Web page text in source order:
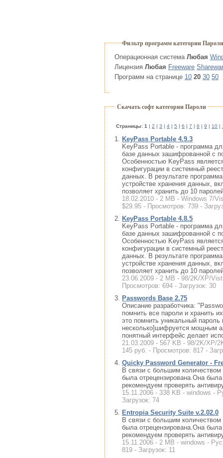
Фильтр программ категории Пароли
Операционная система Любая
Лицензия Любая Freeware
Программ на странице 10 20 30 50
Скачать софт категории Пароли
Cтраницы: 1 2 3 4 5 6 7 8 9 10
KeyPass Portable 4.9.3
KeyPass Portable - программа
базе данных зашифрованной с
Особенностью KeyPass
конфигурации в системный
данных. В результате
устройстве хранения данных,
позволяет хранить до 10
18.02.2010 - 2 MB - Windows 7/
$29.95 - Просмотров: 739 -
KeyPass Portable 4.8.5
KeyPass Portable - программа
базе данных зашифрованной с
Особенностью KeyPass
конфигурации в системный
данных. В результате
устройстве хранения данных,
позволяет хранить до 10
23.06.2009 - 2 MB - 98/2K/XP/
Просмотров: 694 - Загрузок: 30
Passwords Base 2.75
Описание разработчика:
помнить все пароли и хранить
это помнить уникальный
несколько]шифруется мощным
понятный интерфейс делает
21.03.2009 - 567 KB - 98/2K/XP/
145 руб. - Просмотров: 817 -
Quicky Password Generator -
В связи с большим
была отрецензирована.Она
рекомендуем проверять
15.11.2006 - 338 KB - windows -
Загрузок: 74
Entropia Security Suite v.2.02.0
В связи с большим
была отрецензирована.Она
рекомендуем проверять
15.11.2006 - 2 MB - windows -
819 - Загрузок: 11